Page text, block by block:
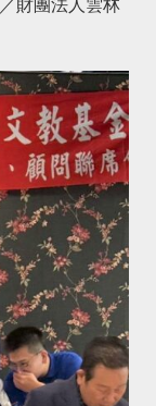
財團法人雲林